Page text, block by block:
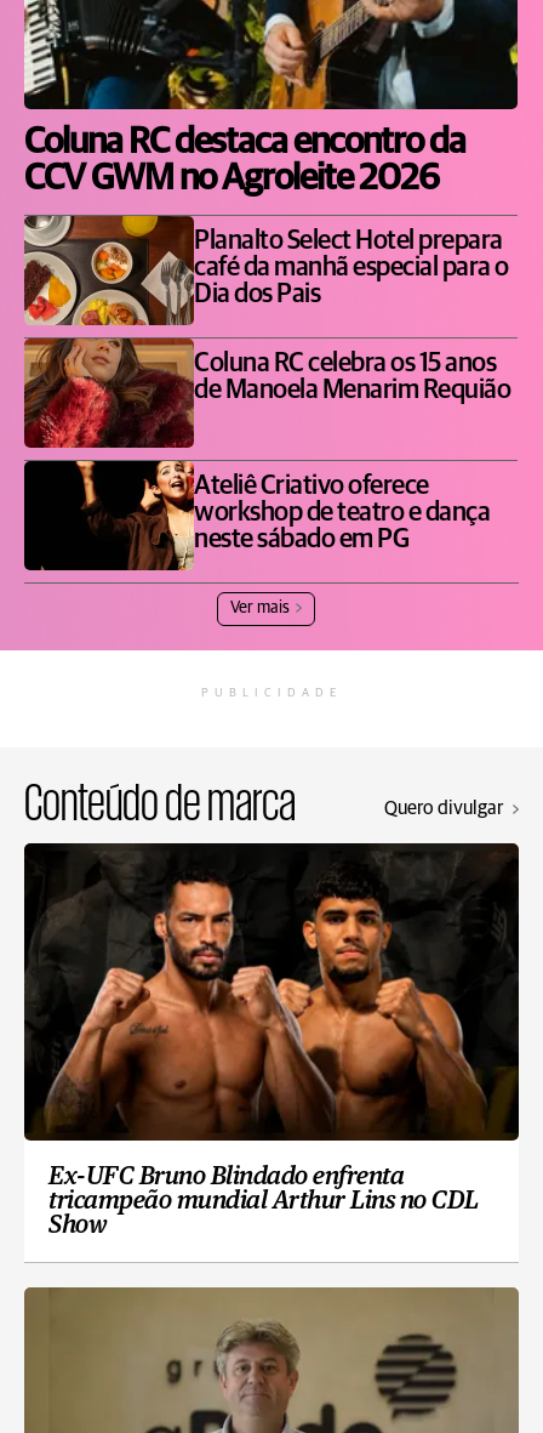
Coluna RC destaca encontro da
CCV GWM no Agroleite 2026
Planalto Select Hotel prepara
café da manhã especial para o
Dia dos Pais
Coluna RC celebra os 15 anos
de Manoela Menarim Requião
Ateliê Criativo oferece
workshop de teatro e dança
neste sábado em PG
Ver mais
PUBLICIDADE
Conteúdo de marca Quero divulgar
Ex-UFC Bruno Blindado enfrenta
tricampeão mundial Arthur Lins no CDL
Show